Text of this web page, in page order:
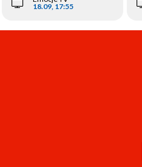
18.09, 17:55